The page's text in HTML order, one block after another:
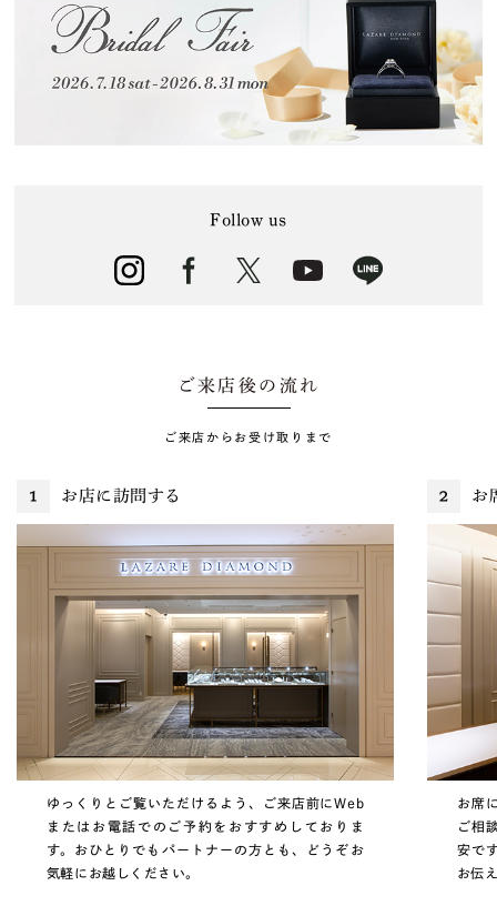
Follow us
ご来店後の流れ
ご来店からお受け取りまで
お店に訪問する
ゆっくりとご覧いただけるよう、ご来店前にWeb
またはお電話でのご予約をおすすめしておりま
す。おひとりでもパートナーの方とも、どうぞお
気軽にお越しください。
お
お席
ご相
安で
お伝